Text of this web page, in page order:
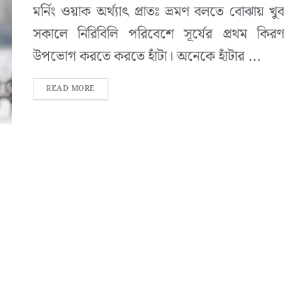
মর্নিং ওয়াক অর্থ্যাৎ প্রাতঃ ভ্রমণ বলতে বোঝায় খুব
সকালে নিরিবিলি পরিবেশে সূর্যের প্রথম কিরণ
উপভোগ করতে করতে হাঁটা। অনেকে হাঁটার ...
READ MORE